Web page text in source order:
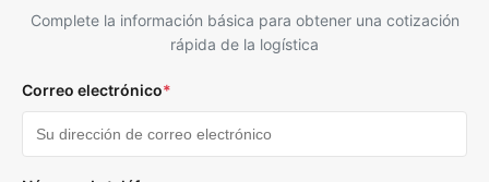
Complete la información básica para obtener una cotización
rápida de la logística
Correo electrónico*